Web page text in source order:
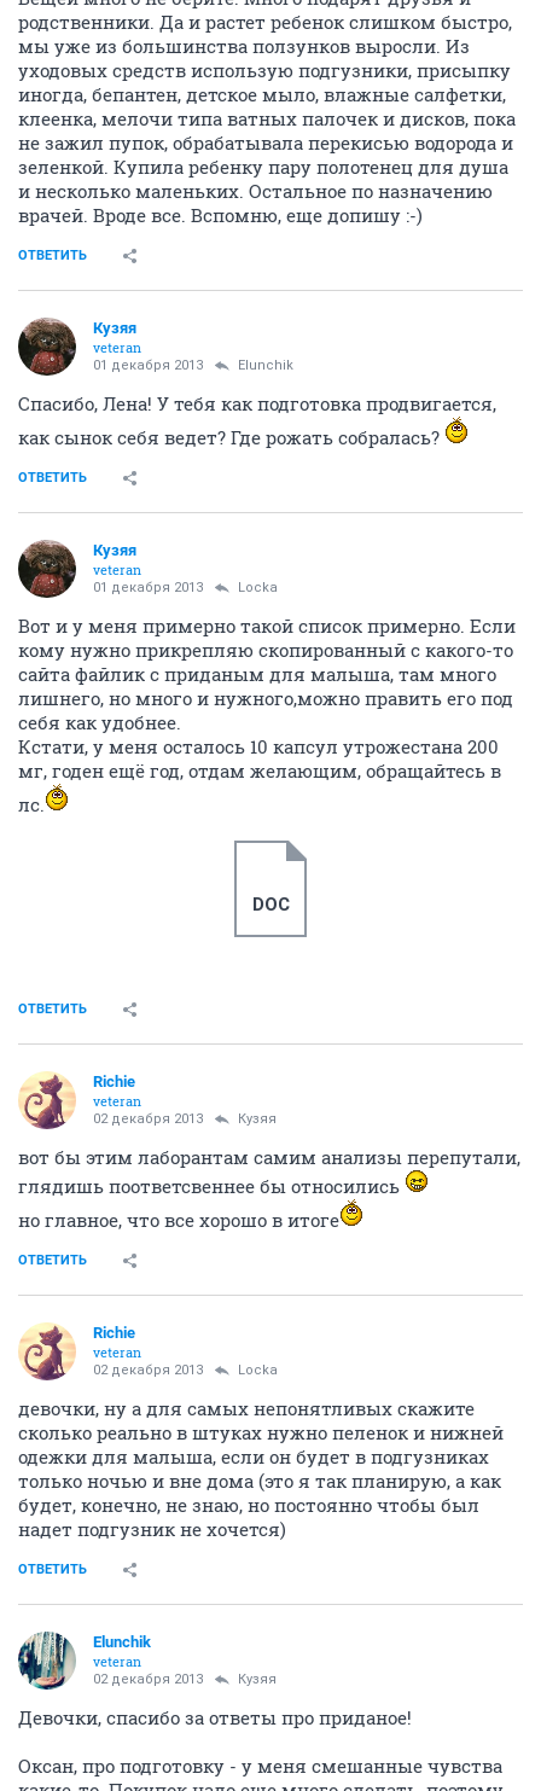
родственники. Да и растет ребенок слишком быстро,
мы уже из большинства ползунков выросли. Из
уходовых средств использую подгузники, присыпку
иногда, бепантен, детское мыло, влажные салфетки,
клеенка, мелочи типа ватных палочек и дисков, пока
не зажил пупок, обрабатывала перекисью водорода и
зеленкой. Купила ребенку пару полотенец для душа
и несколько маленьких. Остальное по назначению
врачей. Вроде все. Вспомню, еще допишу :-)
ОТВЕТИТЬ
Кузяя
veteran
01 декабря 2013 Elunchik
Спасибо, Лена! У тебя как подготовка продвигается,
как сынок себя ведет? Где рожать собралась?
ОТВЕТИТЬ
Кузяя
veteran
01 декабря 2013 Locka
Вот и у меня примерно такой список примерно. Если
кому нужно прикрепляю скопированный с какого-то
сайта файлик с приданым для малыша, там много
лишнего, но много и нужного,можно править его под
себя как удобнее.
Кстати, у меня осталось 10 капсул утрожестана 200
мг, годен ещё год, отдам желающим, обращайтесь в
лс.
DOC
ОТВЕТИТЬ
Richie
veteran
02 декабря 2013 Кузяя
вот бы этим лаборантам самим анализы перепутали,
глядишь поответсвеннее бы относились
но главное, что все хорошо в итоге
ОТВЕТИТЬ
Richie
veteran
02 декабря 2013 Locka
девочки, ну а для самых непонятливых скажите
сколько реально в штуках нужно пеленок и нижней
одежки для малыша, если он будет в подгузниках
только ночью и вне дома (это я так планирую, а как
будет, конечно, не знаю, но постоянно чтобы был
надет подгузник не хочется)
ОТВЕТИТЬ
Elunchik
veteran
02 декабря 2013 Кузяя
Девочки, спасибо за ответы про приданое!
Оксан, про подготовку - у меня смешанные чувства